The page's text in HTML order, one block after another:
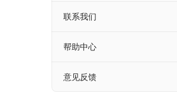
联系我们
帮助中心
意见反馈